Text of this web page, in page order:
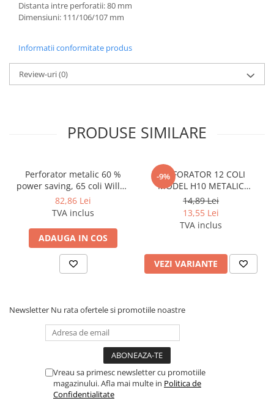
Truse geometrie
Markere evidentiatoare text
Markere permanente
Markere speciale pentru desen
Ghiozdane si genti scolare
Penare
Carti si jocuri pentru copii
Carti de colorat si povestit
Jocuri / Party
Coperti scolare
Diverse articole pentru scoala
Produse curatenie
Cerneala si rezerva pentru stilou
Creioane
Creioane cerate
Distanta intre perforatii: 80 mm
Dimensiuni: 111/106/107 mm
Informatii conformitate produs
Review-uri(0)
PRODUSE SIMILARE
Perforator metalic 60 %
power saving, 65 coli Willgo
- negru
82,86 Lei
TVA inclus
ADAUGA IN COS
-9%
PERFORATOR 12 COLI
MODEL H10 METALIC
NEGRU NOKI
14,89 Lei
13,55 Lei
TVA inclus
VEZI VARIANTE
Newsletter Nu rata ofertele si promotiile noastre
Vreau sa primesc newsletter cu promotiile
magazinului. Afla mai multe in Politica de
Confidentialitate